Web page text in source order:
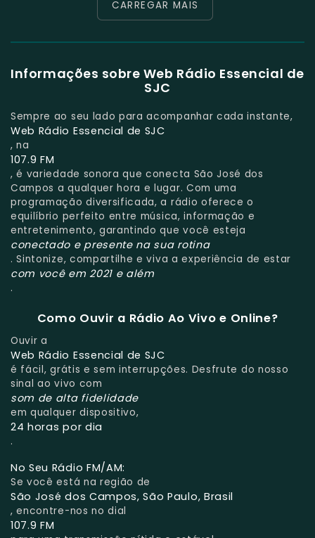
CARREGAR MAIS
Informações sobre Web Rádio Essencial de
SJC
Sempre ao seu lado para acompanhar cada instante,
Web Rádio Essencial de SJC
, na
107.9 FM
, é variedade sonora que conecta São José dos
Campos a qualquer hora e lugar. Com uma
programação diversificada, a rádio oferece o
equilíbrio perfeito entre música, informação e
entretenimento, garantindo que você esteja
conectado e presente na sua rotina
. Sintonize, compartilhe e viva a experiência de estar
com você em 2021 e além
.
Como Ouvir a Rádio Ao Vivo e Online?
Ouvir a
Web Rádio Essencial de SJC
é fácil, grátis e sem interrupções. Desfrute do nosso
sinal ao vivo com
som de alta fidelidade
em qualquer dispositivo,
24 horas por dia
.
No Seu Rádio FM/AM:
Se você está na região de
São José dos Campos, São Paulo, Brasil
, encontre-nos no dial
107.9 FM